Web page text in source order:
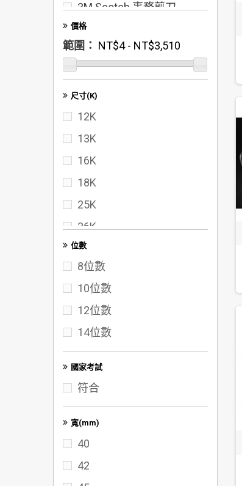
3M Scotch 事務剪刀
3M料理剪刀
不沾膠剪刀
筆刀
鉛筆小刀
美角刀
雕刻刀
事務剪刀
價格
範圍： NT$4 - NT$3,510
尺寸(K)
12K
13K
16K
18K
25K
36K
40K
50K
60K
72K
100K
位數
8位數
10位數
12位數
14位數
國家考試
符合
寬(mm)
40
42